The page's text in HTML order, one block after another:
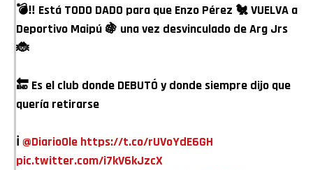
💣‼️ Está TODO DADO para que Enzo Pérez 🐔 VUELVA a
Deportivo Maipú 🍇 una vez desvinculado de Arg Jrs
🐞
🔚 Es el club donde DEBUTÓ y donde siempre dijo que
quería retirarse
ℹ️ @DiarioOle https://t.co/rUVoYdE6GH
pic.twitter.com/i7kV6kJzcX